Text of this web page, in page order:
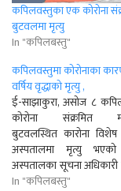
कपिलवस्तुका एक कोरोना
बुटवलमा मृत्यु
In "कपिलबस्तु"
कपिलवस्तुमा कोरोनाका
वर्षिय वृद्धाको मृत्यु ,
ई-साझाकुरा, असोज ८
कोरोना संक्रमित
बुटवलस्थित कारोना विशेष
अस्पतालमा मृत्यु
अस्पतालका सूचना अधिकारी
गौतमका अनुसार उपचारको
In "कपिलबस्तु"